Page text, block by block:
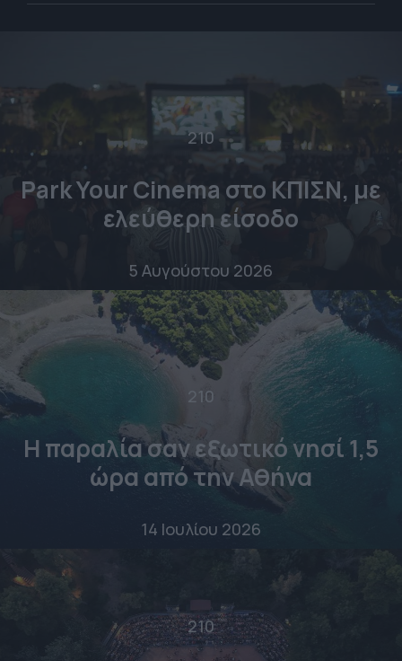
210
Park Your Cinema στο ΚΠΙΣΝ, με
ελεύθερη είσοδο
5 Αυγούστου 2026
210
Η παραλία σαν εξωτικό νησί 1,5
ώρα από την Αθήνα
14 Ιουλίου 2026
210